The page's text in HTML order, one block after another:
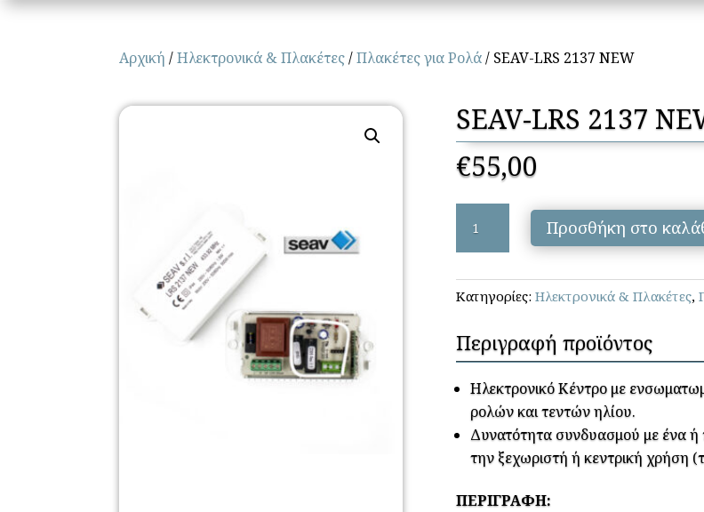
Αρχική /Ηλεκτρονικά & Πλακέτες/Πλακέτες για Ρολά/ SEAV-LRS 2137 NEW
SEAV-LRS 2137
€55,00
LRS
2137
NEW
ποσότητα
Προσθήκη στο
Κατηγορίες: Ηλεκτρονικά & Πλακέτες,
Περιγραφή προϊόντος
Ηλεκτρονικό Κέντρο με
ρολών και τεντών ηλίου.
Δυνατότητα συνδυασμού με ένα ή
την ξεχωριστή ή κεντρική
ΠΕΡΙΓΡΑΦΗ: